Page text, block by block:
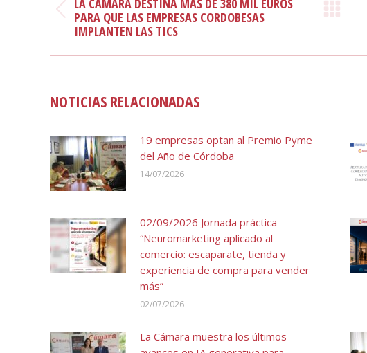
PUBLICACIONES
Publicación
anterior:
LA CÁMARA DESTINA MÁS DE 380 MIL EUROS
PARA QUE LAS EMPRESAS CORDOBESAS
IMPLANTEN LAS TICS
NOTICIAS RELACIONADAS
19 empresas optan al Premio Pyme
del Año de Córdoba
14/07/2026
02/09/2026 Jornada práctica
“Neuromarketing aplicado al
comercio: escaparate, tienda y
experiencia de compra para vender
más”
02/07/2026
La Cámara muestra los últimos